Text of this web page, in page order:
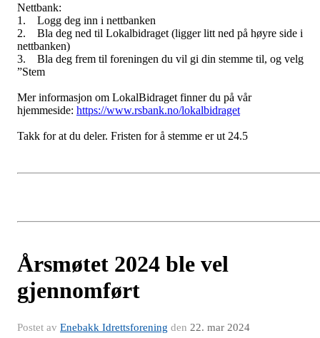
Nettbank:
1. Logg deg inn i nettbanken
2. Bla deg ned til Lokalbidraget (ligger litt ned på høyre side i
nettbanken)
3. Bla deg frem til foreningen du vil gi din stemme til, og velg
”Stem
Mer informasjon om LokalBidraget finner du på vår
hjemmeside: https://www.rsbank.no/lokalbidraget
Takk for at du deler. Fristen for å stemme er ut 24.5
Årsmøtet 2024 ble vel
gjennomført
Postet av Enebakk Idrettsforening den 22. mar 2024